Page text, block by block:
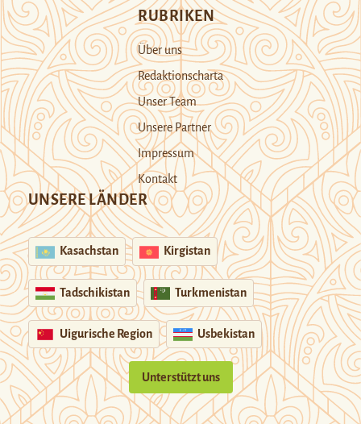
RUBRIKEN
Über uns
Redaktionscharta
Unser Team
Unsere Partner
Impressum
Kontakt
UNSERE LÄNDER
Kasachstan Kirgistan
Tadschikistan Turkmenistan
Uigurische Region Usbekistan
Unterstützt uns